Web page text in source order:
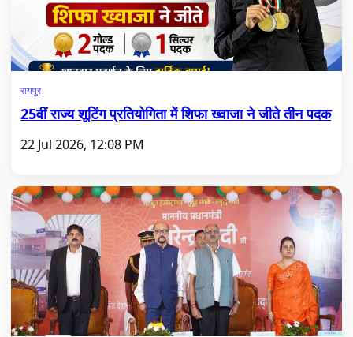
रायपुर
25वीं राज्य शूटिंग प्रतियोगिता में शिफा ख्वाजा ने जीते तीन पदक
22 Jul 2026, 12:08 PM